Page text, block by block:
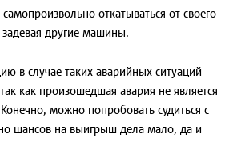
откатываться от своего
задевая другие машины.
в случае таких аварийных ситуаций
как произошедшая авария не является
можно попробовать судиться с
шансов на выигрыш дела мало, да и